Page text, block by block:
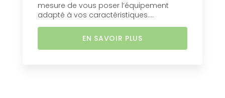
mesure de vous poser l’équipement
adapté à vos caractéristiques....
EN SAVOIR PLUS